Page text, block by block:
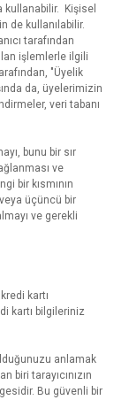
kullanabilir. Kişisel
de kullanılabilir.
tarafından
işlemlerle ilgili
"Üyelik
da, üyelerimizin
veri tabanı
bunu bir sır
ve
bir kısmının
üçüncü bir
ve gerekli
kartı
kartı bilgileriniz
anlamak
biri tarayıcınızın
Bu güvenli bir